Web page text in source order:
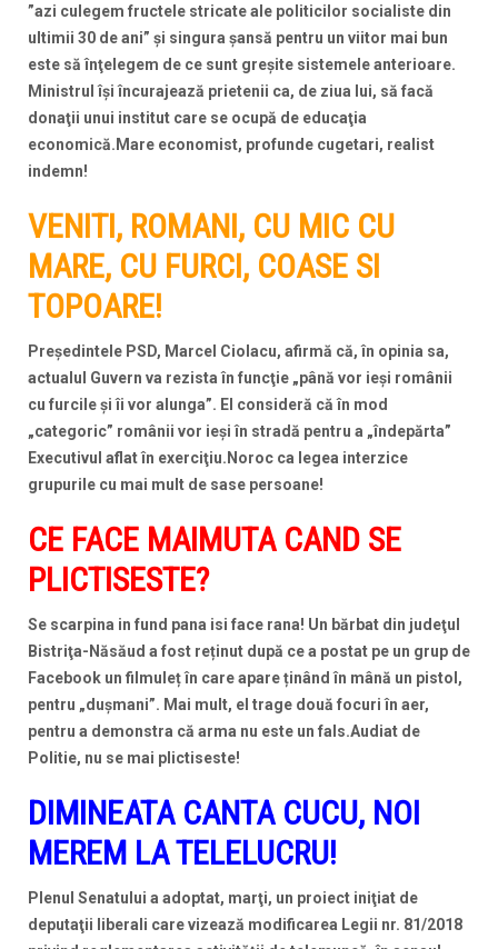
”azi culegem fructele stricate ale politicilor socialiste din
ultimii 30 de ani” şi singura şansă pentru un viitor mai bun
este să înţelegem de ce sunt greşite sistemele anterioare.
Ministrul îşi încurajează prietenii ca, de ziua lui, să facă
donaţii unui institut care se ocupă de educaţia
economică.Mare economist, profunde cugetari, realist
indemn!
VENITI, ROMANI, CU MIC CU
MARE, CU FURCI, COASE SI
TOPOARE!
Preşedintele PSD, Marcel Ciolacu, afirmă că, în opinia sa,
actualul Guvern va rezista în funcţie „până vor ieşi românii
cu furcile şi îi vor alunga”. El consideră că în mod
„categoric” românii vor ieşi în stradă pentru a „îndepărta”
Executivul aflat în exerciţiu.Noroc ca legea interzice
grupurile cu mai mult de sase persoane!
CE FACE MAIMUTA CAND SE
PLICTISESTE?
Se scarpina in fund pana isi face rana! Un bărbat din judeţul
Bistriţa-Năsăud a fost reținut după ce a postat pe un grup de
Facebook un filmuleț în care apare ținând în mână un pistol,
pentru „dușmani”. Mai mult, el trage două focuri în aer,
pentru a demonstra că arma nu este un fals.Audiat de
Politie, nu se mai plictiseste!
DIMINEATA CANTA CUCU, NOI
MEREM LA TELELUCRU!
Plenul Senatului a adoptat, marţi, un proiect iniţiat de
deputaţii liberali care vizează modificarea Legii nr. 81/2018